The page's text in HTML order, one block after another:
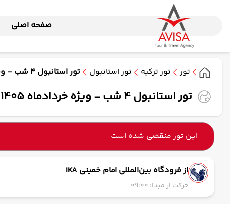
صفحه اصلی
تور تور ترکیه تور استانبول تور استانبول 4 شب - ویژه خردادماه 1405 ( ایران ایرتور )
تور استانبول 4 شب - ویژه خردادماه 1405 ( ایران ایرتور )
این تور منقضی شده است
از فرودگاه بین‌المللی امام خمینی IKA
حرکت از مبدا: 09:00